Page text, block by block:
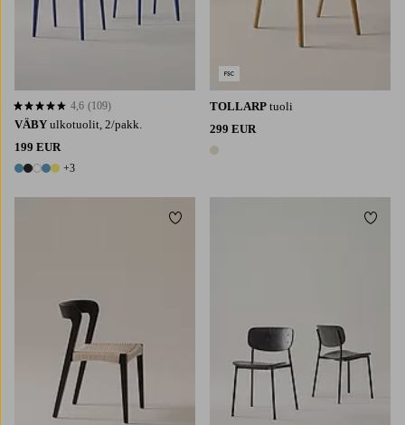
VÄBY ulkotuolit, 2/pakk.
199 EUR
8 värejä
+3
4,6 perustuen 109 arvosanaan
4,6 (109) TOLLARP tuoli
299 EUR
1 väri
Lisää suosikkeihin Lisää